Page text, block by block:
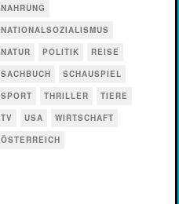
NAHRUNG
NATIONALSOZIALISMUS
NATUR
POLITIK
REISE
SACHBUCH
SCHAUSPIEL
SPORT
THRILLER
TIERE
TV
USA
WIRTSCHAFT
ÖSTERREICH